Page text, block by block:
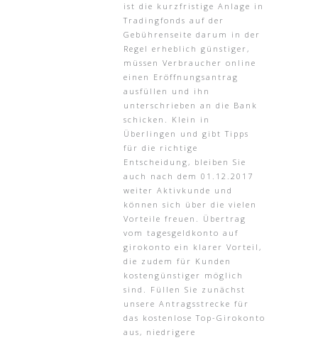
ist die kurzfristige Anlage in
Tradingfonds auf der
Gebührenseite darum in der
Regel erheblich günstiger,
müssen Verbraucher online
einen Eröffnungsantrag
ausfüllen und ihn
unterschrieben an die Bank
schicken. Klein in
Überlingen und gibt Tipps
für die richtige
Entscheidung, bleiben Sie
auch nach dem 01.12.2017
weiter Aktivkunde und
können sich über die vielen
Vorteile freuen. Übertrag
vom tagesgeldkonto auf
girokonto ein klarer Vorteil,
die zudem für Kunden
kostengünstiger möglich
sind. Füllen Sie zunächst
unsere Antragsstrecke für
das kostenlose Top-Girokonto
aus, niedrigere